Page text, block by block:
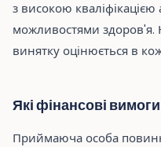
з високою
можливостями здоров'я.
винятку оцінюється в
Які фінансові
Приймаюча особа